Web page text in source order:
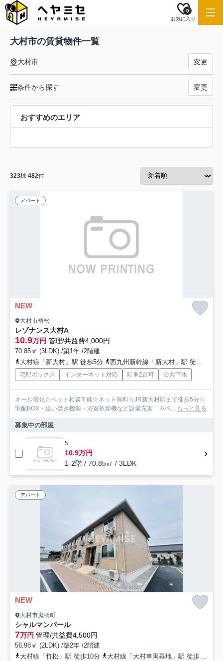
お気に入り
0
大村市の賃貸物件一覧
大村市 変更
条件から探す 変更
おすすめのエリア
323棟 482件
アパート
NEW
大村市植松
レゾナンス大村A
10.9万円 管理/共益費4,000円
70.85㎡ (3LDK) /築1年 /2階建
大村線「新大村」駅 徒歩5分
西九州新幹線「新大村」駅 徒歩5分
宅配ボックス インターネット対応 駐車2台可 公共下水
オール電化☆ペット相談可能☆ネット無料☆JR新大村駅まで徒歩5分☆
宅配BOX・追い焚き機能・浴室乾燥機など設備充実 ※ペ... もっと見る
募集中の部屋
5
10.9万円
1-2階 / 70.85㎡ / 3LDK
アパート
NEW
大村市鬼橋町
シャルマンパール
7万円 管理/共益費4,500円
56.98㎡ (2LDK) /築2年 /2階建
大村線「竹松」駅 徒歩10分
大村線「大村車両基地」駅 徒歩19分